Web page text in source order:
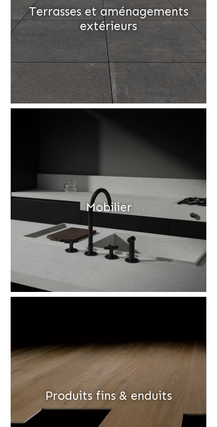
Terrasses et aménagements
extérieurs
Mobilier
Produits fins & enduits